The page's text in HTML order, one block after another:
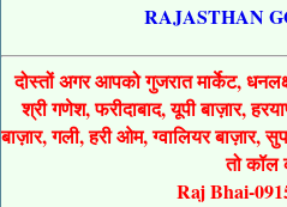
RAJASTHAN
दोस्तों अगर आपको गुजरात मार्केट,
श्री गणेश, फरीदाबाद, यूपी बाज़ार,
बाज़ार, गली, हरी ओम, ग्वालियर बाज़ार,
तो कॉल
Raj Bhai-